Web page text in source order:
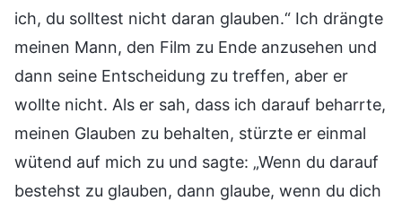
ich, du solltest nicht daran glauben.“ Ich drängte
meinen Mann, den Film zu Ende anzusehen und
dann seine Entscheidung zu treffen, aber er
wollte nicht. Als er sah, dass ich darauf beharrte,
meinen Glauben zu behalten, stürzte er einmal
wütend auf mich zu und sagte: „Wenn du darauf
bestehst zu glauben, dann glaube, wenn du dich